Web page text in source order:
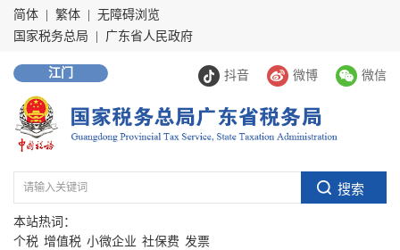
简体 繁体
无障碍浏览
国家税务总局
广东省人民政府
抖音 微博 微信
江门
本站热词：
个税 增值税 小微企业 社保费 发票